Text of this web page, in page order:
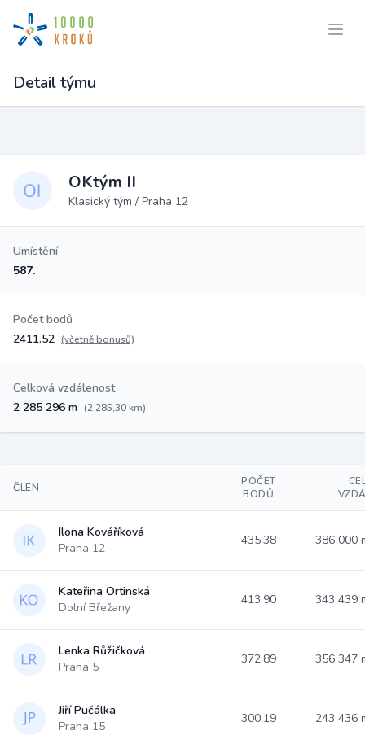
Detail týmu
OKtým II
Klasický tým / Praha 12
Umístění
587.
Počet bodů
2411.52 (včetně bonusů)
Celková vzdálenost
2 285 296 m (2 285,30 km)
ČLEN
POČET
BODŮ
Ilona Kováříková
Praha 12
435.38 386 000
Kateřina Ortinská
Dolní Břežany
413.90 343 439
Lenka Růžičková
Praha 5
372.89 356 347
Jiří Pučálka
Praha 15
300.19 243 436